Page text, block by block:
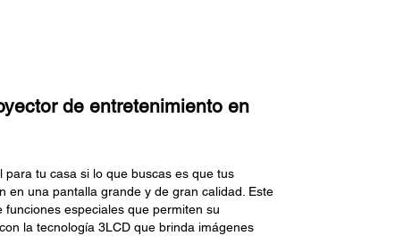
de entretenimiento en
tu casa si lo que buscas es que tus
en una pantalla grande y de gran calidad. Este
especiales que permiten su
la tecnología 3LCD que brinda imágenes